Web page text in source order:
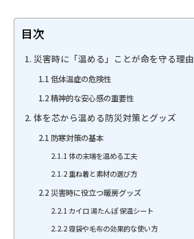
目次
1. 災害時に「温める」ことが命を守る理由
1.1 低体温症の危険性
1.2 精神的な安心感の重要性
2. 体を芯から温める防災対策とグッズ
2.1 防寒対策の基本
2.1.1 体の末端を温める工夫
2.1.2 重ね着と素材の選び方
2.2 災害時に役立つ暖房グッズ
2.2.1 カイロ 湯たんぽ 保温シート
2.2.2 寝袋や毛布の効果的な使い方